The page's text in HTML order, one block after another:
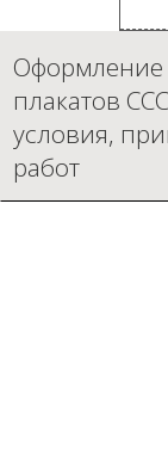
Оформление
плакатов
условия,
работ